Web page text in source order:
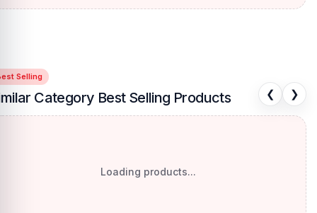
Selling
Category Best Selling Products ❮ ❯
Loading products...